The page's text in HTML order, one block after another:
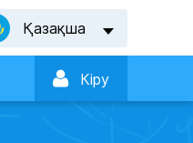
Қазақша
 Кiру